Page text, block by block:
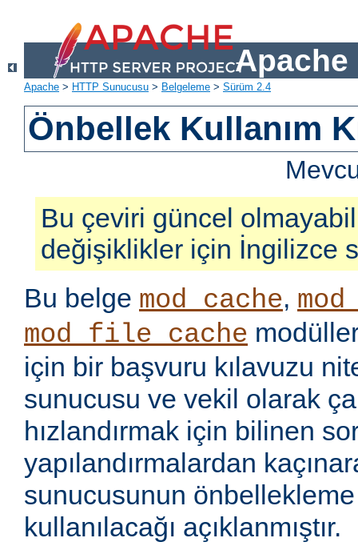
Apache
Apache > HTTP Sunucusu > Belgeleme > Sürüm 2.4
Önbellek Kullanım
Bu çeviri güncel
değişiklikler için İngilizce
Bu belge mod_cache,
mod_file_cache
için bir başvuru kılavuzu
sunucusu ve vekil olarak
hızlandırmak için bilinen
yapılandırmalardan
sunucusunun
kullanılacağı açıklanmıştır.